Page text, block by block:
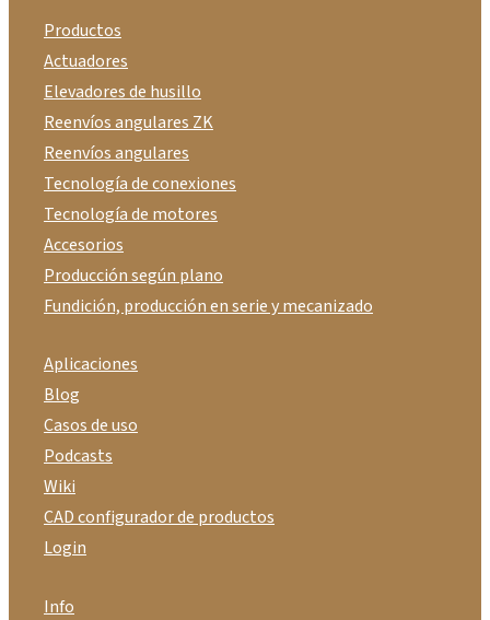
Productos
Actuadores
Elevadores de husillo
Reenvíos angulares ZK
Reenvíos angulares
Tecnología de conexiones
Tecnología de motores
Accesorios
Producción según plano
Fundición, producción en serie y mecanizado
Aplicaciones
Blog
Casos de uso
Podcasts
Wiki
CAD configurador de productos
Login
Info